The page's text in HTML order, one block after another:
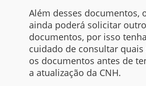
Além desses documentos,
ainda poderá solicitar
documentos, por isso
cuidado de consultar quais
os documentos antes de
a atualização da CNH.